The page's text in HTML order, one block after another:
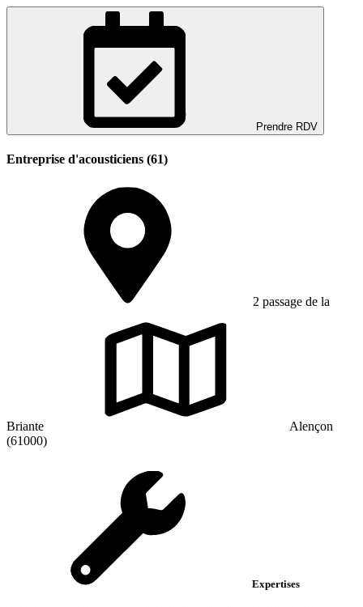
Prendre RDV
Entreprise d'acousticiens (61)
2 passage de la
Briante
Alençon
(61000)
Expertises